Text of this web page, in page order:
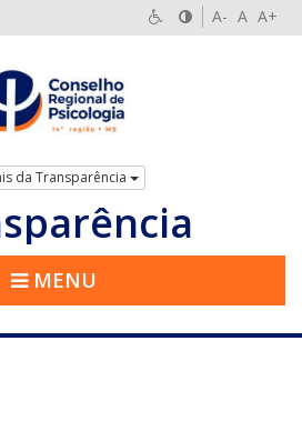
A- A A+
da Transparência
MENU